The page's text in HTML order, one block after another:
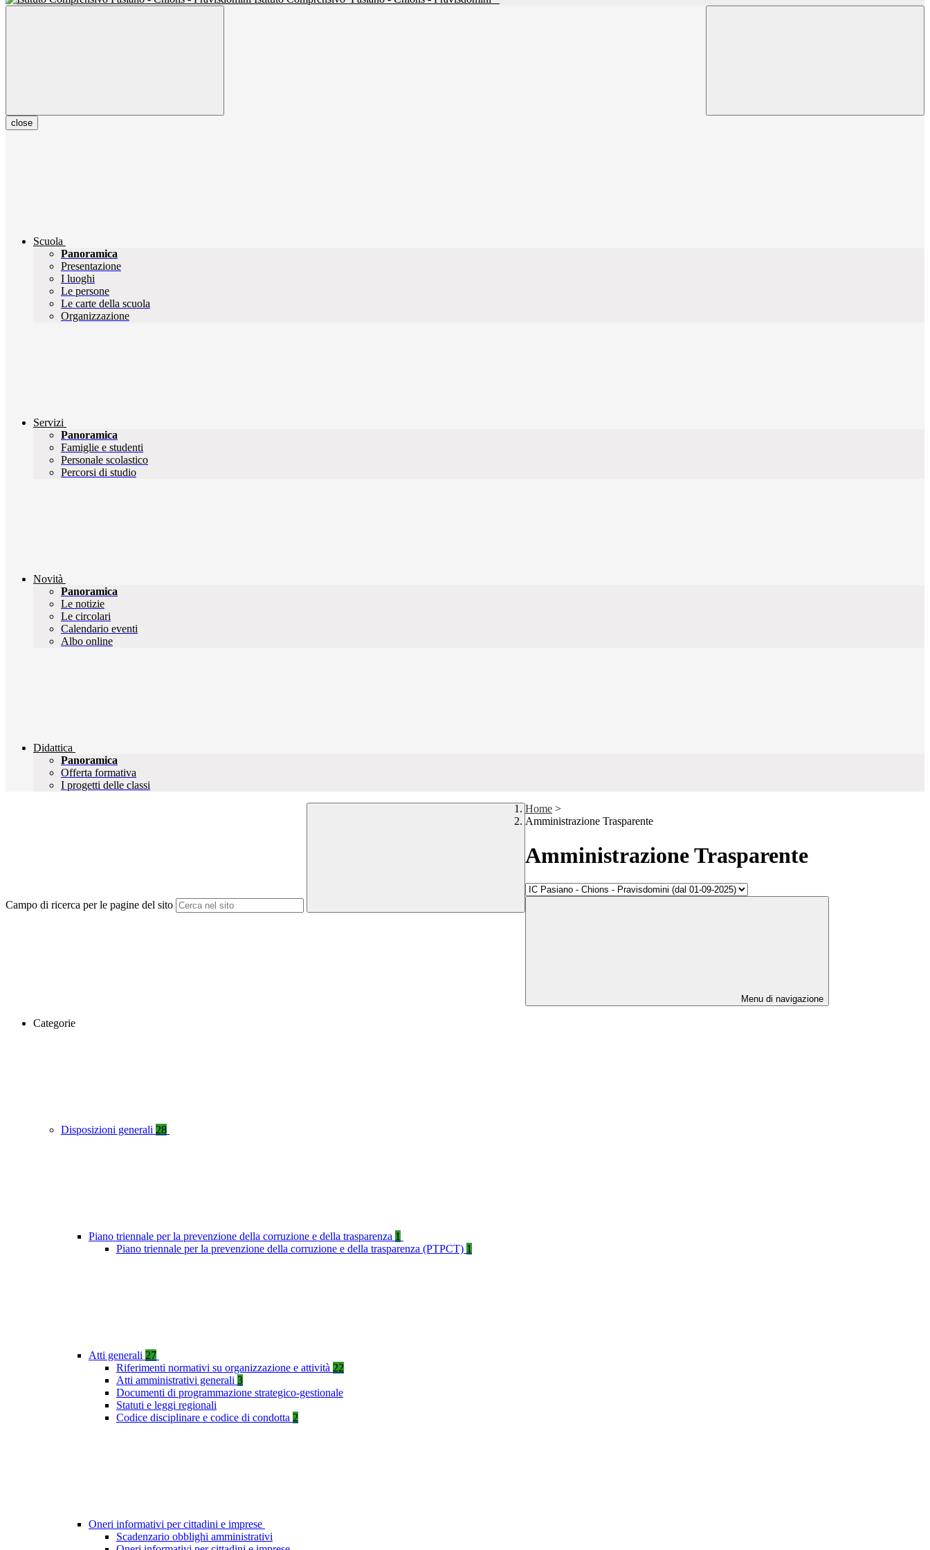
close
Scuola
Panoramica
Presentazione
I luoghi
Le persone
Le carte della scuola
Organizzazione
Servizi
Panoramica
Famiglie e studenti
Personale scolastico
Percorsi di studio
Novità
Panoramica
Le notizie
Le circolari
Calendario eventi
Albo online
Didattica
Panoramica
Offerta formativa
I progetti delle classi
Campo di ricerca per le pagine del sito
Home >
Amministrazione Trasparente
Amministrazione Trasparente
Menu di navigazione
Categorie
Disposizioni generali 28
Piano triennale per la prevenzione della corruzione e della trasparenza 1
Piano triennale per la prevenzione della corruzione e della trasparenza (PTPCT) 1
Atti generali 27
Riferimenti normativi su organizzazione e attività 22
Atti amministrativi generali 3
Documenti di programmazione strategico-gestionale
Statuti e leggi regionali
Codice disciplinare e codice di condotta 2
Oneri informativi per cittadini e imprese
Scadenzario obblighi amministrativi